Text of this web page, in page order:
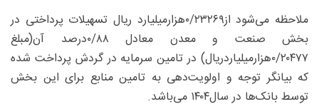
ملاحظه می‌شود از۰/۲۳۲۶۹هزار‌میلیارد ریال تسهیلات پرداختی در
بخش صنعت و معدن معادل ۰/۸۸‌درصد آن(مبلغ
۰/۲۰۴۷۷هزار‌میلیاردریال) در تامین سرمایه در گردش پرداخت شده
که بیانگر توجه و اولویت‌دهی به تامین منابع برای این بخش
توسط بانک‌ها در سال‌۱۴۰۴ می‌‌باشد.